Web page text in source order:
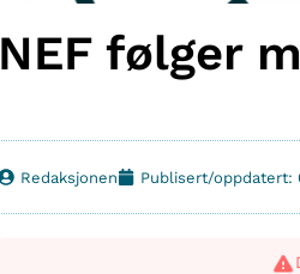
NEF følger
Redaksjonen Publisert/oppdatert: